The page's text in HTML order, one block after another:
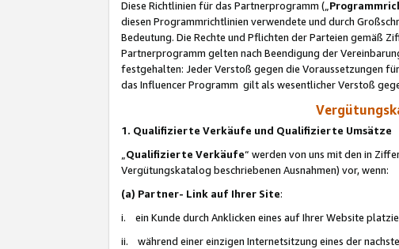
Diese Richtlinien für das Partnerprogramm („
diesen Programmrichtlinien verwendete und durch
Bedeutung. Die Rechte und Pflichten der Parteien gemäß
Partnerprogramm gelten nach Beendigung der
festgehalten: Jeder Verstoß gegen die Voraussetzungen
das Influencer Programm gilt als wesentlicher Verstoß
1. Qualifizierte Verkäufe und Qualifizierte Umsätze
Qualifizierte Verkäufe“ werden von uns mit den in
Vergütungskatalog beschriebenen Ausnahmen) vor, wenn:
(a) Partner- Link auf Ihrer Site:
i. ein Kunde durch Anklicken eines auf Ihrer Website
ii. während einer einzigen Internetsitzung eines der